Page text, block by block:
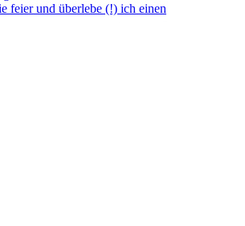
feier und überlebe (!) ich einen